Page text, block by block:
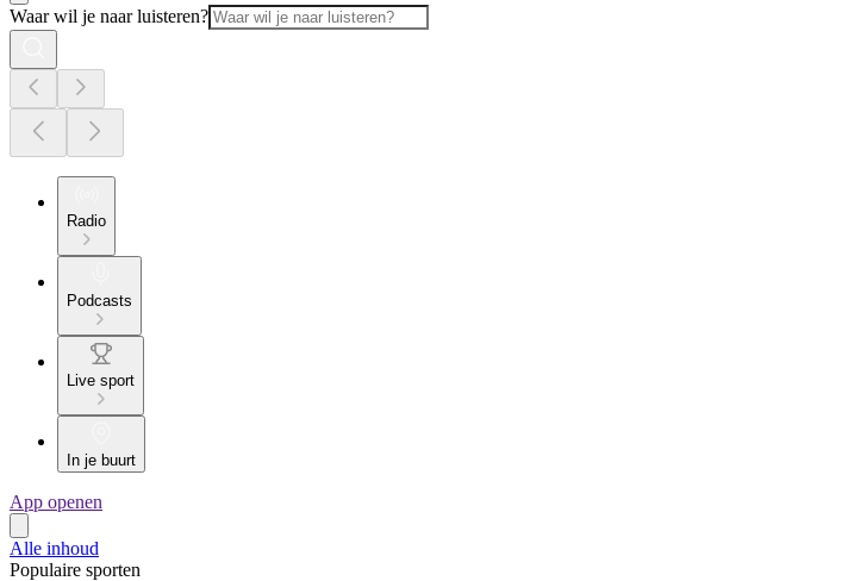
Waar wil je naar luisteren?
Radio
Podcasts
Live sport
In je buurt
App openen
Alle inhoud
Populaire sporten